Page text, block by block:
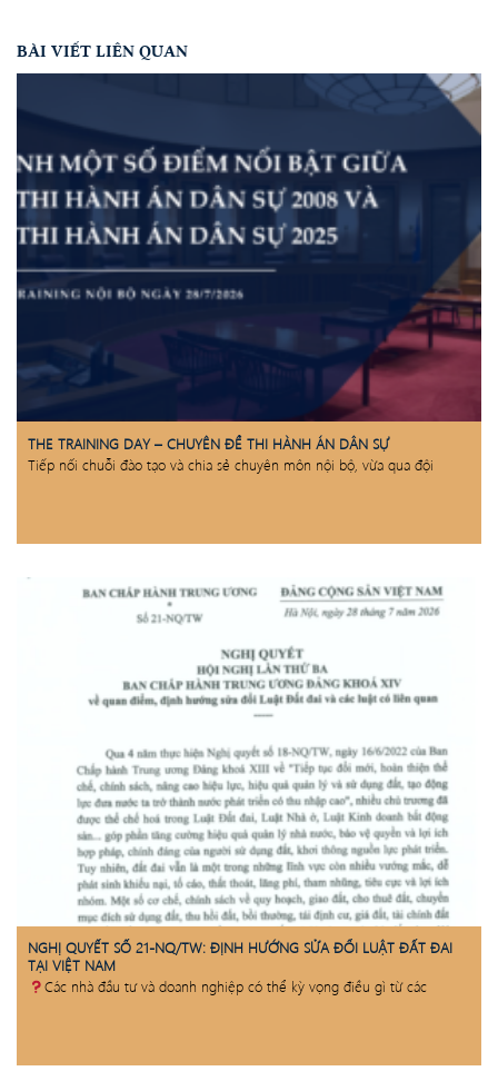
BÀI VIẾT LIÊN QUAN
THE TRAINING DAY – CHUYÊN ĐỀ THI HÀNH ÁN DÂN SỰ
Tiếp nối chuỗi đào tạo và chia sẻ chuyên môn nội bộ, vừa qua đội
NGHỊ QUYẾT SỐ 21-NQ/TW: ĐỊNH HƯỚNG SỬA ĐỔI LUẬT ĐẤT ĐAI
TẠI VIỆT NAM
Các nhà đầu tư và doanh nghiệp có thể kỳ vọng điều gì từ các